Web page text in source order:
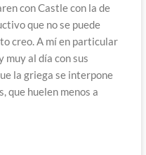
con Castle con la de
que no se puede
creo. A mí en particular
muy al día con sus
la griega se interpone
que huelen menos a